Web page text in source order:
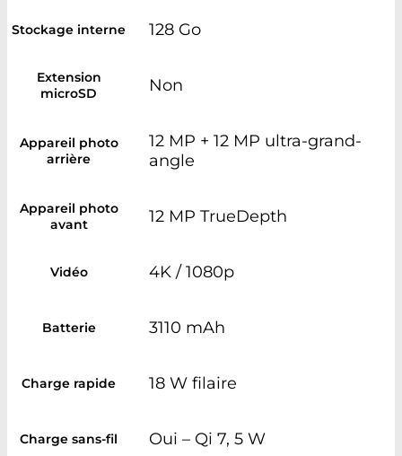
Stockage interne 128 Go
Extension
microSD
Non
Appareil photo
arrière
12 MP + 12 MP ultra-grand-
angle
Appareil photo
avant
12 MP TrueDepth
Vidéo 4K / 1080p
Batterie 3110 mAh
Charge rapide 18 W filaire
Charge sans-fil Oui – Qi 7, 5 W